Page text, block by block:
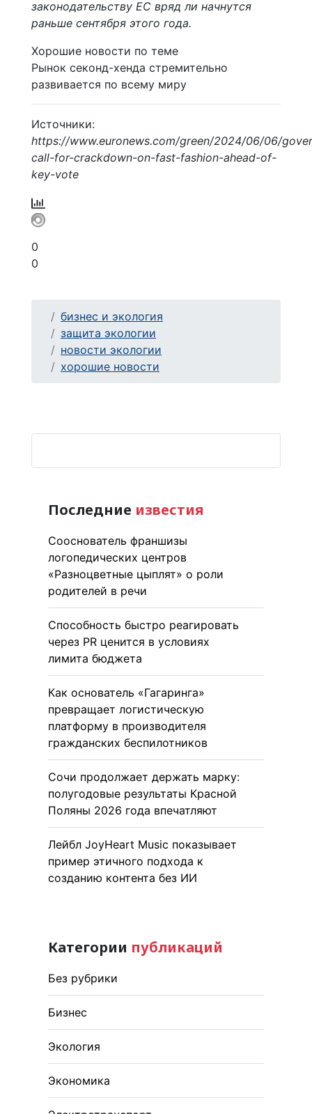
законодательству ЕС вряд ли начнутся
раньше сентября этого года.
Хорошие новости по теме
Рынок секонд-хенда стремительно
развивается по всему миру
Источники:
https://www.euronews.com/green/2024/06/06/
call-for-crackdown-on-fast-fashion-ahead-of-
key-vote
0
0
бизнес и экология
защита экологии
новости экологии
хорошие новости
Последние известия
Сооснователь франшизы
логопедических центров
«Разноцветные цыплят» о роли
родителей в речи
Способность быстро реагировать
через PR ценится в условиях
лимита бюджета
Как основатель «Гагаринга»
превращает логистическую
платформу в производителя
гражданских беспилотников
Сочи продолжает держать марку:
полугодовые результаты Красной
Поляны 2026 года впечатляют
Лейбл JoyHeart Music показывает
пример этичного подхода к
созданию контента без ИИ
Категории публикаций
Без рубрики
Бизнес
Экология
Экономика